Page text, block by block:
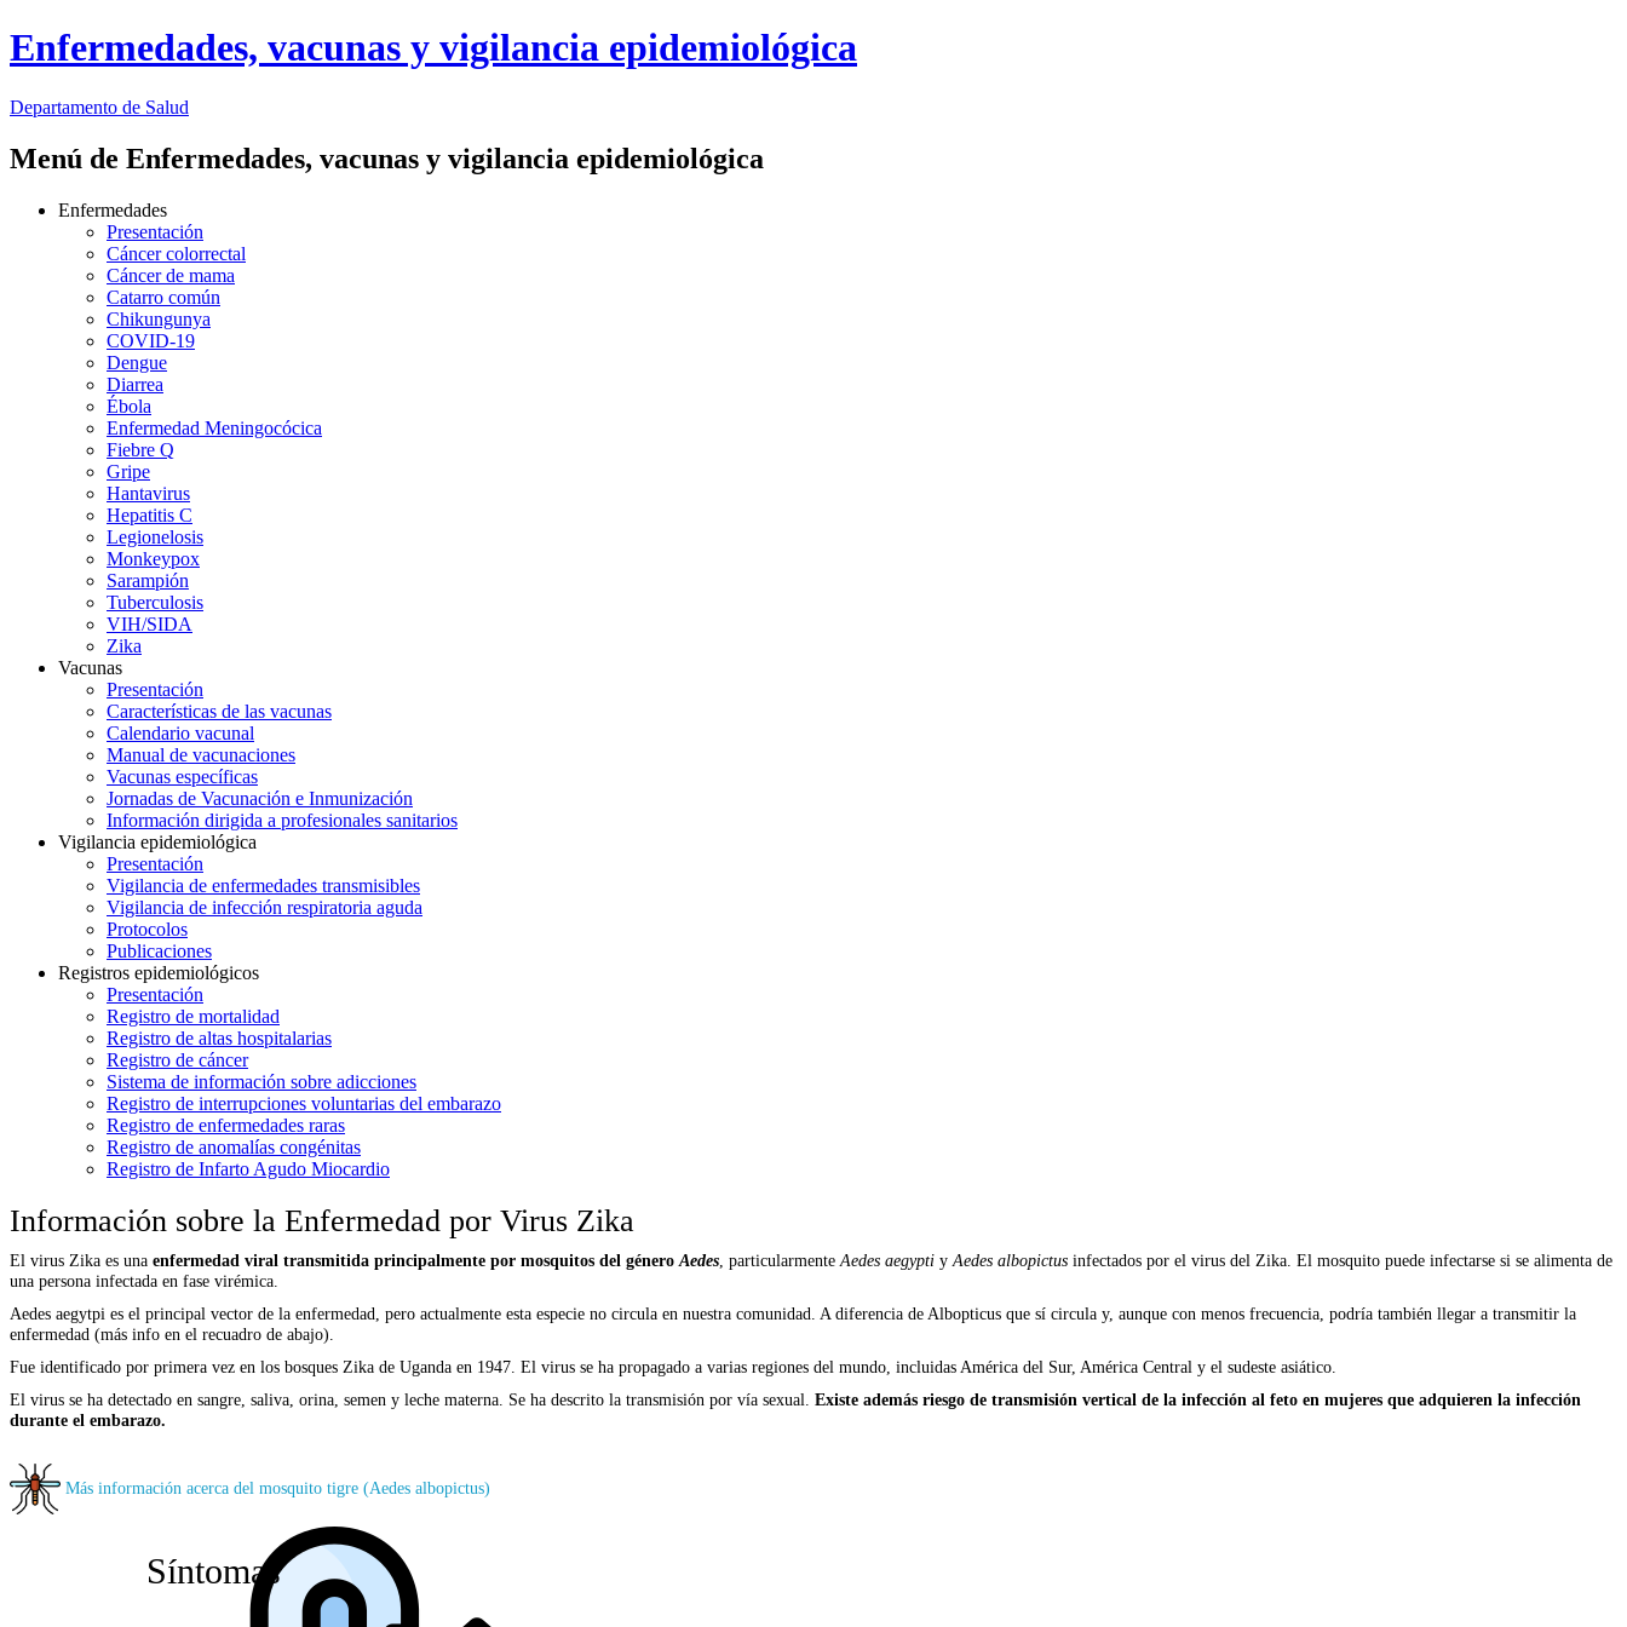
Enfermedades, vacunas y vigilancia epidemiológica
Departamento de Salud
Menú de Enfermedades, vacunas y vigilancia epidemiológica
Enfermedades
Presentación
Cáncer colorrectal
Cáncer de mama
Catarro común
Chikungunya
COVID-19
Dengue
Diarrea
Ébola
Enfermedad Meningocócica
Fiebre Q
Gripe
Hantavirus
Hepatitis C
Legionelosis
Monkeypox
Sarampión
Tuberculosis
VIH/SIDA
Zika
Vacunas
Presentación
Características de las vacunas
Calendario vacunal
Manual de vacunaciones
Vacunas específicas
Jornadas de Vacunación e Inmunización
Información dirigida a profesionales sanitarios
Vigilancia epidemiológica
Presentación
Vigilancia de enfermedades transmisibles
Vigilancia de infección respiratoria aguda
Protocolos
Publicaciones
Registros epidemiológicos
Presentación
Registro de mortalidad
Registro de altas hospitalarias
Registro de cáncer
Sistema de información sobre adicciones
Registro de interrupciones voluntarias del embarazo
Registro de enfermedades raras
Registro de anomalías congénitas
Registro de Infarto Agudo Miocardio
Información sobre la Enfermedad por Virus Zika
El virus Zika es una enfermedad viral transmitida principalmente por mosquitos del género Aedes , particularmente Aedes aegypti y Aedes albopictus infectados por el virus del Zika. El mosquito puede infectarse si se alimenta de
una persona infectada en fase virémica.
Aedes aegytpi es el principal vector de la enfermedad, pero actualmente esta especie no circula en nuestra comunidad. A diferencia de Albopticus que sí circula y, aunque con menos frecuencia, podría también llegar a transmitir la
enfermedad (más info en el recuadro de abajo).
Fue identificado por primera vez en los bosques Zika de Uganda en 1947. El virus se ha propagado a varias regiones del mundo, incluidas América del Sur, América Central y el sudeste asiático.
El virus se ha detectado en sangre, saliva, orina, semen y leche materna. Se ha descrito la transmisión por vía sexual. Existe además riesgo de transmisión vertical de la infección al feto en mujeres que adquieren la infección
durante el embarazo.
Más información acerca del mosquito tigre (Aedes albopictus)
Síntomas